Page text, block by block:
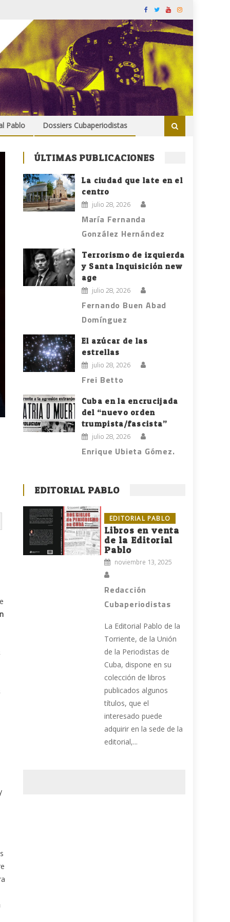
Pablo Dossiers Cubaperiodistas
ÚLTIMAS PUBLICACIONES
La ciudad que late en el
centro
julio 28, 2026
María Fernanda
González Hernández
Terrorismo de izquierda
y Santa Inquisición new
age
julio 28, 2026
Fernando Buen Abad
Domínguez
El azúcar de las
estrellas
julio 28, 2026
Frei Betto
Cuba en la encrucijada
del “nuevo orden
trumpista/fascista”
julio 28, 2026
Enrique Ubieta Gómez.
EDITORIAL PABLO
EDITORIAL PABLO
Libros en venta
de la Editorial
Pablo
noviembre 13, 2025
Redacción
Cubaperiodistas
La Editorial Pablo de la
Torriente, de la Unión
de la Periodistas de
Cuba, dispone en su
colección de libros
publicados algunos
títulos, que el
interesado puede
adquirir en la sede de la
editorial,...